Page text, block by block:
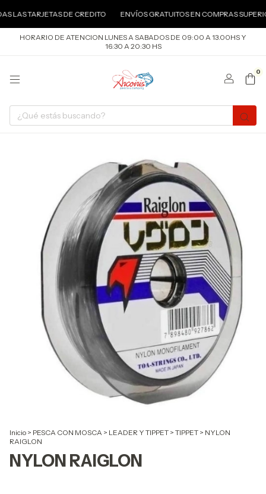
TARJETAS DE CREDITO ENVÍOS GRATUITOS EN COMPRAS
HORARIO DE ATENCION LUNES A SABADOS DE 09:00 A 13.00HS Y
16:30 A 20:30 HS
0
Inicio > PESCA CON MOSCA > LEADER Y TIPPET > TIPPET > NYLON
RAIGLON
NYLON RAIGLON